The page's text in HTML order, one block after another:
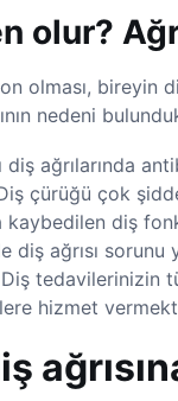
olur?
olması, bireyin
nedeni
ağrılarında
çürüğü çok
diş
diş ağrısı
tedavilerinizin
hizmet